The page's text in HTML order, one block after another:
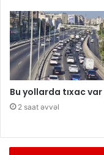
Bu yollarda tıxac var
2 saat əvvəl